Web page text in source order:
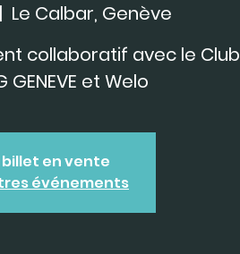
Le Calbar, Genève
collaboratif avec le Club
GENEVE et Welo
en vente
événements